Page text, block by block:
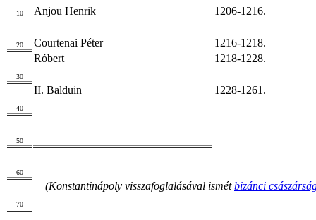
10 Anjou Henrik 1206-1216.
20 Courtenai Péter
1216-1218.
Róbert
1218-1228.
30
II. Balduin 1228-1261.
40
50
60
(Konstantinápoly visszafoglalásával ismétbizánci
70